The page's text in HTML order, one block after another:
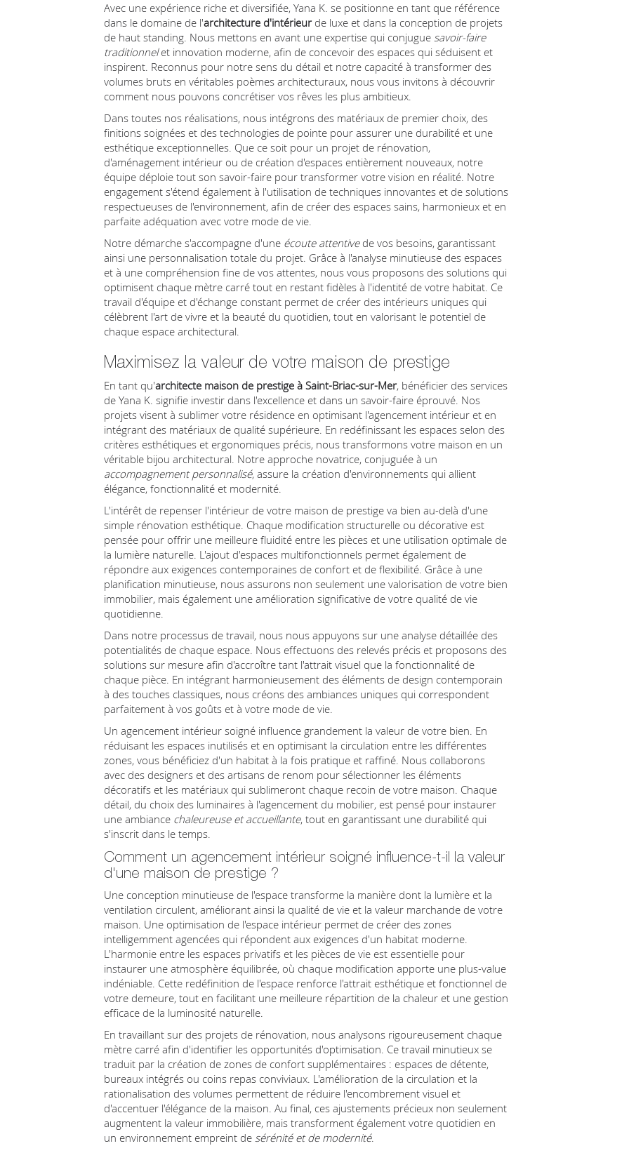
Avec une expérience riche et diversifiée, Yana K. se positionne en tant que référence
dans le domaine de l'architecture d'intérieurde luxe et dans la conception de projets
de haut standing. Nous mettons en avant une expertise qui conjugue savoir-faire
traditionnelet innovation moderne, afin de concevoir des espaces qui séduisent et
inspirent. Reconnus pour notre sens du détail et notre capacité à transformer des
volumes bruts en véritables poèmes architecturaux, nous vous invitons à découvrir
comment nous pouvons concrétiser vos rêves les plus ambitieux.
Dans toutes nos réalisations, nous intégrons des matériaux de premier choix, des
finitions soignées et des technologies de pointe pour assurer une durabilité et une
esthétique exceptionnelles. Que ce soit pour un projet de rénovation,
d'aménagement intérieur ou de création d'espaces entièrement nouveaux, notre
équipe déploie tout son savoir-faire pour transformer votre vision en réalité. Notre
engagement s'étend également à l'utilisation de techniques innovantes et de solutions
respectueuses de l'environnement, afin de créer des espaces sains, harmonieux et en
parfaite adéquation avec votre mode de vie.
Notre démarche s'accompagne d'une écoute attentivede vos besoins, garantissant
ainsi une personnalisation totale du projet. Grâce à l'analyse minutieuse des espaces
et à une compréhension fine de vos attentes, nous vous proposons des solutions qui
optimisent chaque mètre carré tout en restant fidèles à l'identité de votre habitat. Ce
travail d'équipe et d'échange constant permet de créer des intérieurs uniques qui
célèbrent l'art de vivre et la beauté du quotidien, tout en valorisant le potentiel de
chaque espace architectural.
Maximisez la valeur de votre maison de prestige
En tant qu'architecte maison de prestige à Saint-Briac-sur-Mer, bénéficier des services
de Yana K. signifie investir dans l'excellence et dans un savoir-faire éprouvé. Nos
projets visent à sublimer votre résidence en optimisant l'agencement intérieur et en
intégrant des matériaux de qualité supérieure. En redéfinissant les espaces selon des
critères esthétiques et ergonomiques précis, nous transformons votre maison en un
véritable bijou architectural. Notre approche novatrice, conjuguée à un
accompagnement personnalisé, assure la création d'environnements qui allient
élégance, fonctionnalité et modernité.
L'intérêt de repenser l'intérieur de votre maison de prestige va bien au-delà d'une
simple rénovation esthétique. Chaque modification structurelle ou décorative est
pensée pour offrir une meilleure fluidité entre les pièces et une utilisation optimale de
la lumière naturelle. L'ajout d'espaces multifonctionnels permet également de
répondre aux exigences contemporaines de confort et de flexibilité. Grâce à une
planification minutieuse, nous assurons non seulement une valorisation de votre bien
immobilier, mais également une amélioration significative de votre qualité de vie
quotidienne.
Dans notre processus de travail, nous nous appuyons sur une analyse détaillée des
potentialités de chaque espace. Nous effectuons des relevés précis et proposons des
solutions sur mesure afin d'accroître tant l'attrait visuel que la fonctionnalité de
chaque pièce. En intégrant harmonieusement des éléments de design contemporain
à des touches classiques, nous créons des ambiances uniques qui correspondent
parfaitement à vos goûts et à votre mode de vie.
Un agencement intérieur soigné influence grandement la valeur de votre bien. En
réduisant les espaces inutilisés et en optimisant la circulation entre les différentes
zones, vous bénéficiez d'un habitat à la fois pratique et raffiné. Nous collaborons
avec des designers et des artisans de renom pour sélectionner les éléments
décoratifs et les matériaux qui sublimeront chaque recoin de votre maison. Chaque
détail, du choix des luminaires à l'agencement du mobilier, est pensé pour instaurer
une ambiance chaleureuse et accueillante, tout en garantissant une durabilité qui
s'inscrit dans le temps.
Comment un agencement intérieur soigné influence-t-il la valeur
d'une maison de prestige ?
Une conception minutieuse de l'espace transforme la manière dont la lumière et la
ventilation circulent, améliorant ainsi la qualité de vie et la valeur marchande de votre
maison. Une optimisation de l'espace intérieur permet de créer des zones
intelligemment agencées qui répondent aux exigences d'un habitat moderne.
L'harmonie entre les espaces privatifs et les pièces de vie est essentielle pour
instaurer une atmosphère équilibrée, où chaque modification apporte une plus-value
indéniable. Cette redéfinition de l'espace renforce l'attrait esthétique et fonctionnel de
votre demeure, tout en facilitant une meilleure répartition de la chaleur et une gestion
efficace de la luminosité naturelle.
En travaillant sur des projets de rénovation, nous analysons rigoureusement chaque
mètre carré afin d'identifier les opportunités d'optimisation. Ce travail minutieux se
traduit par la création de zones de confort supplémentaires : espaces de détente,
bureaux intégrés ou coins repas conviviaux. L'amélioration de la circulation et la
rationalisation des volumes permettent de réduire l'encombrement visuel et
d'accentuer l'élégance de la maison. Au final, ces ajustements précieux non seulement
augmentent la valeur immobilière, mais transforment également votre quotidien en
un environnement empreint de sérénité et de modernité.